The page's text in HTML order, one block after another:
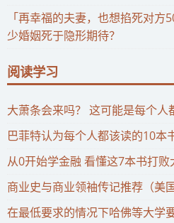
「再幸福的夫妻，也想掐死对
少婚姻死于隐形期待？
阅读学习
大萧条会来吗？ 这可能是每个人
巴菲特认为每个人都该读的10本
从0开始学金融 看懂这7本书打败
商业史与商业领袖传记推荐（美国
在最低要求的情况下哈佛等大学